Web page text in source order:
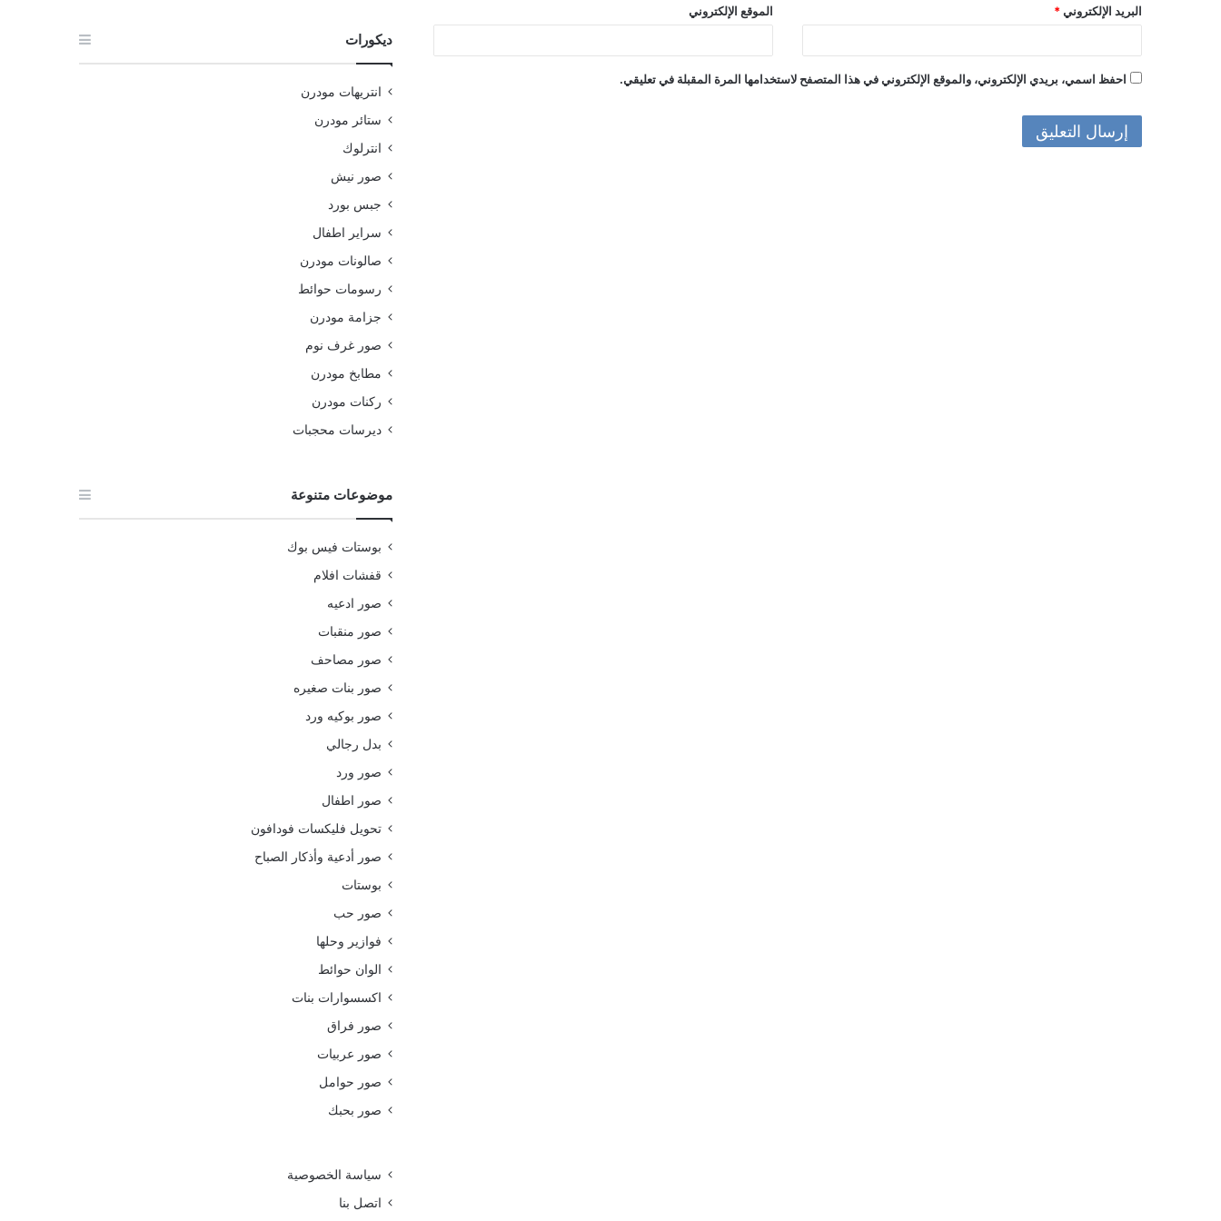
البريد الإلكتروني * الموقع الإلكتروني
احفظ اسمي، بريدي الإلكتروني، والموقع الإلكتروني في هذا المتصفح لاستخدامها المرة المقبلة في تعليقي.
ديكورات
انتريهات مودرن
ستائر مودرن
انترلوك
صور نيش
جبس بورد
سراير اطفال
صالونات مودرن
رسومات حوائط
جزامة مودرن
صور غرف نوم
مطابخ مودرن
ركنات مودرن
ديرسات محجبات
موضوعات متنوعة
بوستات فيس بوك
قفشات افلام
صور ادعيه
صور منقبات
صور مصاحف
صور بنات صغيره
صور بوكيه ورد
بدل رجالي
صور ورد
صور اطفال
تحويل فليكسات فودافون
صور أدعية وأذكار الصباح
بوستات
صور حب
فوازير وحلها
الوان حوائط
اكسسوارات بنات
صور فراق
صور عربيات
صور حوامل
صور بحبك
سياسة الخصوصية
اتصل بنا